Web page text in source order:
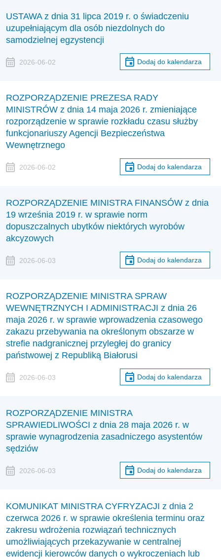
USTAWA z dnia 31 lipca 2019 r. o świadczeniu
uzupełniającym dla osób niezdolnych do
samodzielnej egzystencji
2026-06-02 Dodaj do kalendarza
ROZPORZĄDZENIE PREZESA RADY
MINISTRÓW z dnia 14 maja 2026 r. zmieniające
rozporządzenie w sprawie rozkładu czasu służby
funkcjonariuszy Agencji Bezpieczeństwa
Wewnętrznego
2026-06-02 Dodaj do kalendarza
ROZPORZĄDZENIE MINISTRA FINANSÓW z dnia
19 września 2019 r. w sprawie norm
dopuszczalnych ubytków niektórych wyrobów
akcyzowych
2026-06-03 Dodaj do kalendarza
ROZPORZĄDZENIE MINISTRA SPRAW
WEWNĘTRZNYCH I ADMINISTRACJI z dnia 26
maja 2026 r. w sprawie wprowadzenia czasowego
zakazu przebywania na określonym obszarze w
strefie nadgranicznej przyległej do granicy
państwowej z Republiką Białorusi
2026-06-03 Dodaj do kalendarza
ROZPORZĄDZENIE MINISTRA
SPRAWIEDLIWOŚCI z dnia 28 maja 2026 r. w
sprawie wynagrodzenia zasadniczego asystentów
sędziów
2026-06-03 Dodaj do kalendarza
KOMUNIKAT MINISTRA CYFRYZACJI z dnia 2
czerwca 2026 r. w sprawie określenia terminu oraz
zakresu wdrożenia rozwiązań technicznych
umożliwiających przekazywanie w centralnej
ewidencji kierowców danych o wykroczeniach lub